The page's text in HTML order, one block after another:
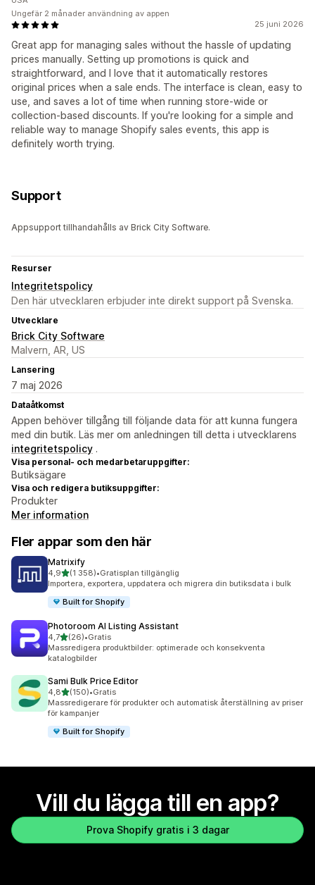
25 juni 2026
Great app for managing sales without the hassle of updating
prices manually. Setting up promotions is quick and
straightforward, and I love that it automatically restores
original prices when a sale ends. The interface is clean, easy to
use, and saves a lot of time when running store-wide or
collection-based discounts. If you're looking for a simple and
reliable way to manage Shopify sales events, this app is
definitely worth trying.
Ungefär 2 månader användning av appen
Support
Appsupport tillhandahålls av Brick City Software.
Resurser
Integritetspolicy
Den här utvecklaren erbjuder inte direkt support på Svenska.
Utvecklare
Brick City Software
Malvern, AR, US
Lansering
7 maj 2026
Dataåtkomst
Appen behöver tillgång till följande data för att kunna fungera
med din butik. Läs mer om anledningen till detta i utvecklarens
integritetspolicy .
Visa personal- och medarbetaruppgifter:
Butiksägare
Visa och redigera butiksuppgifter:
Produkter
Mer information
Fler appar som den här
Matrixify
4,9av 5 stjärnor
(1 358)
1358 recensioner totalt
•Gratisplan tillgänglig
Importera, exportera, uppdatera och migrera din butiksdata i bulk
Built for Shopify
Photoroom AI Listing Assistant
4,7av 5 stjärnor
(26)
26 recensioner totalt
•Gratis
Massredigera produktbilder: optimerade och konsekventa
katalogbilder
Sami Bulk Price Editor
4,8av 5 stjärnor
(150)
150 recensioner totalt
•Gratis
Massredigerare för produkter och automatisk återställning av priser
för kampanjer
Built for Shopify
Vill du lägga till en app?
Prova Shopify gratis i 3 dagar